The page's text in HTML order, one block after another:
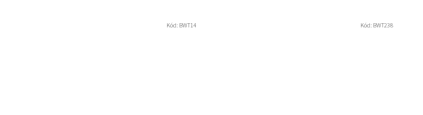
Kód: BWT14 Kód: BWT238